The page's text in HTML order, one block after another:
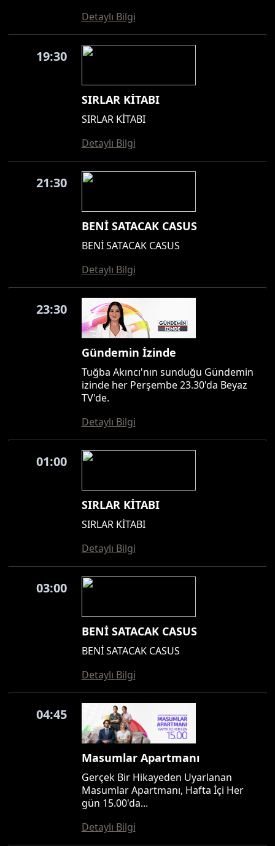
Detaylı Bilgi
19:30
SIRLAR KİTABI
SIRLAR KİTABI
Detaylı Bilgi
21:30
BENİ SATACAK CASUS
BENİ SATACAK CASUS
Detaylı Bilgi
23:30
Gündemin İzinde
Tuğba Akıncı'nın sunduğu Gündemin
izinde her Perşembe 23.30'da Beyaz
TV'de.
Detaylı Bilgi
01:00
SIRLAR KİTABI
SIRLAR KİTABI
Detaylı Bilgi
03:00
BENİ SATACAK CASUS
BENİ SATACAK CASUS
Detaylı Bilgi
04:45
Masumlar Apartmanı
Gerçek Bir Hikayeden Uyarlanan
Masumlar Apartmanı, Hafta İçi Her
gün 15.00'da...
Detaylı Bilgi